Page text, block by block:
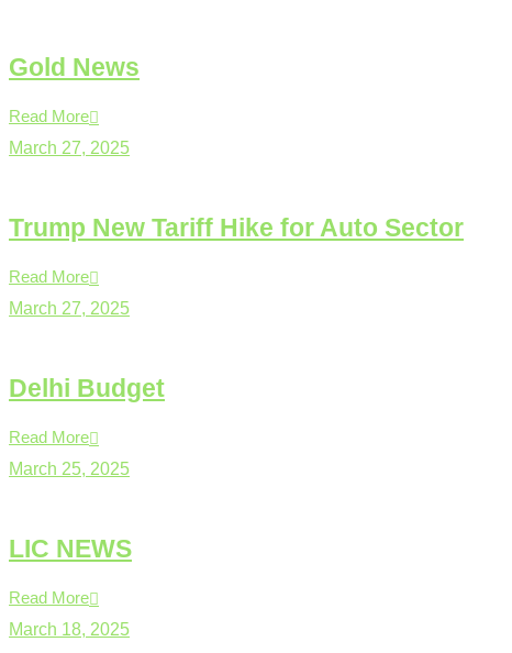
Gold News
Read More
March 27, 2025
Trump New Tariff Hike for Auto Sector
Read More
March 27, 2025
Delhi Budget
Read More
March 25, 2025
LIC NEWS
Read More
March 18, 2025